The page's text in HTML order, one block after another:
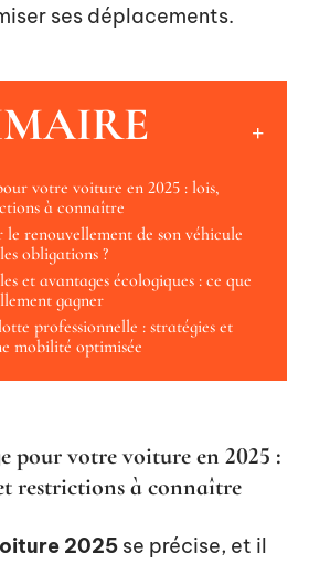
ses déplacements.
votre voiture en 2025 : lois,
à connaître
renouvellement de son véhicule
obligations ?
et avantages écologiques : ce que
gagner
professionnelle : stratégies et
mobilité optimisée
pour votre voiture en 2025 :
restrictions à connaître
2025 se précise, et il